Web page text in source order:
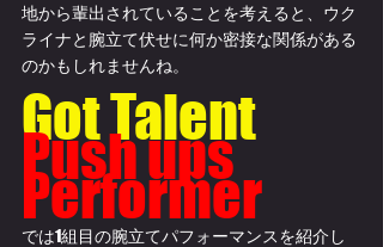
地から輩出されていることを考えると、ウク
ライナと腕立て伏せに何か密接な関係がある
のかもしれませんね。
Got Talent
Push ups
Performer
では1組目の腕立てパフォーマンスを紹介し